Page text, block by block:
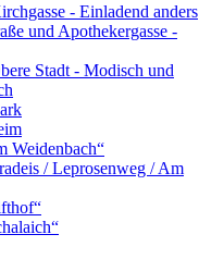
- Einladend anders
und Apothekergasse -
Stadt - Modisch und
Weidenbach“
/ Leprosenweg / Am